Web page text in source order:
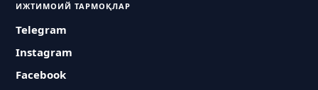
ИЖТИМОИЙ ТАРМОҚЛАР
Telegram
Instagram
Facebook